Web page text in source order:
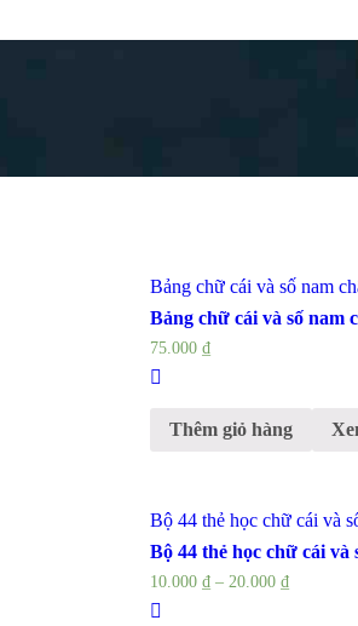
Bảng chữ cái và số nam
Bảng chữ cái và số nam
75.000 ₫
Thêm giỏ hàng
Bộ 44 thẻ học chữ cái và
Bộ 44 thẻ học chữ cái và
10.000 ₫– 20.000 ₫